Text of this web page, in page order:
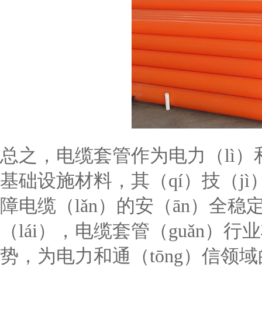
总之，电缆套管作为电力（lì）
基础设施材料，其（qí）技（jì
障电缆（lǎn）的安（ān）全稳
（lái），电缆套管（guǎn）行
势，为电力和通（tōng）信领